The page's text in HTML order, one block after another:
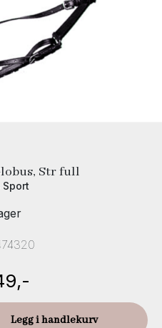
Str full
Sport
Legg i handlekurv